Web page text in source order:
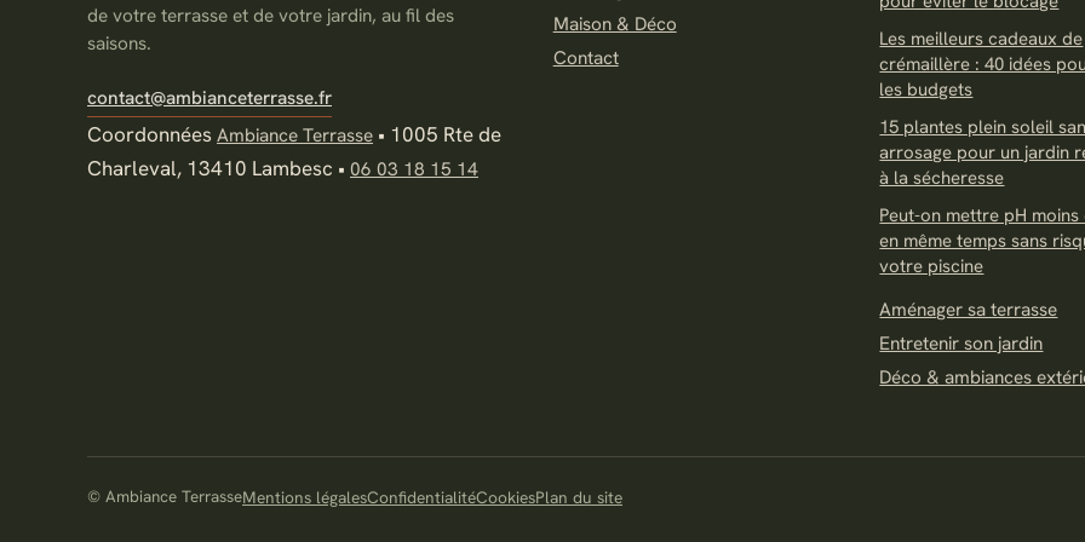
de votre terrasse et de votre jardin, au fil des
saisons.
contact@ambianceterrasse.fr
Coordonnées Ambiance Terrasse • 1005 Rte de
Charleval, 13410 Lambesc • 06 03 18 15 14
Maison & Déco
Contact
Les meilleurs cadeaux de
crémaillère : 40 idées
les budgets
15 plantes plein soleil
arrosage pour un jardin
à la sécheresse
Peut-on mettre pH
en même temps sans
votre piscine
Aménager sa terrasse
Entretenir son jardin
Déco & ambiances
© Ambiance TerrasseMentions légalesConfidentialitéCookiesPlan du site